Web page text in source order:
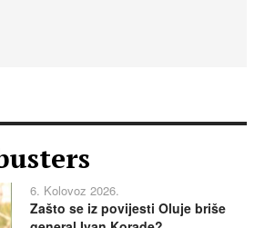
6. Kolovoz 2026.
Zašto se iz povijesti Oluje briše